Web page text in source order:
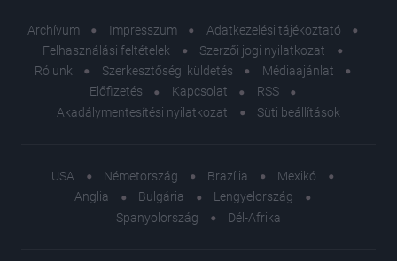
Archívum Impresszum
Adatkezelési tájékoztató
Felhasználási feltételek
Szerzői jogi nyilatkozat
Rólunk
Szerkesztőségi küldetés
Médiaajánlat
Előfizetés
Kapcsolat
RSS
Akadálymentesítési nyilatkozat
Süti beállítások
USA Németország Brazília
Mexikó
Anglia
Bulgária
Lengyelország
Spanyolország
Dél-Afrika